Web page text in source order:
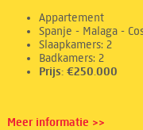
Appartement
Spanje - Malaga -
Prijs: €250.000
Meer informatie >>